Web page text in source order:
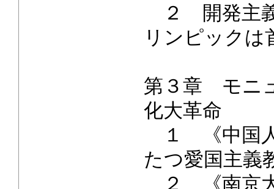
２ 開発主
リンピックは
第３章 モニ
化大革命
１ 《中国
たつ愛国主義
２ 《南京